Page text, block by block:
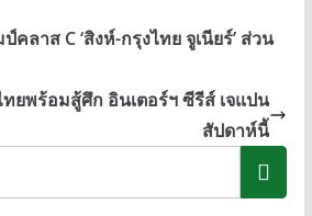
y
n
k
คลาส C ‘สิงห์-กรุงไทย จูเนียร์’ ส่วน
ยพร้อมสู้ศึก อินเตอร์ฯ ซีรีส์ เจแปน
สัปดาห์นี้